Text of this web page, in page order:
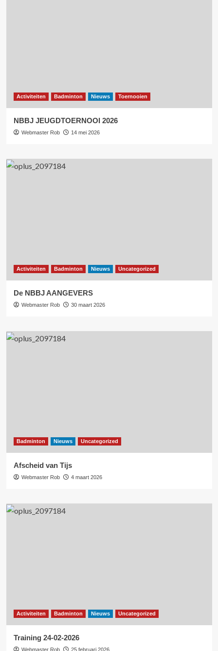
Activiteiten Badminton Nieuws Toernooien
NBBJ JEUGDTOERNOOI 2026
Webmaster Rob 14 mei 2026
Activiteiten Badminton Nieuws Uncategorized
De NBBJ AANGEVERS
Webmaster Rob 30 maart 2026
Badminton Nieuws Uncategorized
Afscheid van Tijs
Webmaster Rob 4 maart 2026
Activiteiten Badminton Nieuws Uncategorized
Training 24-02-2026
Webmaster Rob 25 februari 2026